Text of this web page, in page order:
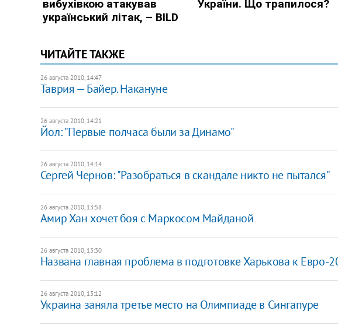
ЧИТАЙТЕ ТАКЖЕ
26 августа 2010, 14:47
Таврия — Байер. Накануне
26 августа 2010, 14:21
Йол: "Первые полчаса были за Динамо"
26 августа 2010, 14:14
Сергей Чернов: "Разобраться в скандале никто не пытался"
26 августа 2010, 13:58
Амир Хан хочет боя с Маркосом Майданой
26 августа 2010, 13:30
Названа главная проблема в подготовке Харькова к Евро-
26 августа 2010, 13:12
Украина заняла третье место на Олимпиаде в Сингапуре